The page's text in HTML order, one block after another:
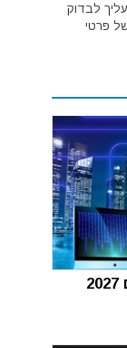
לבדוק
פרטי